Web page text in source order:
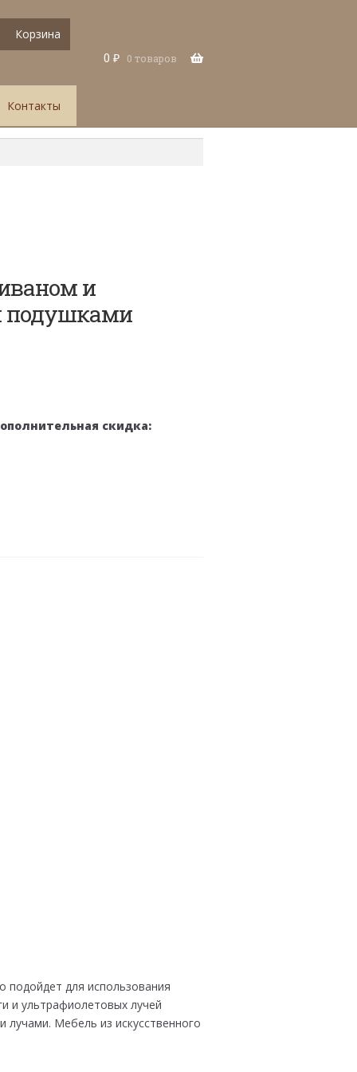
Корзина
0 ₽ 0 товаров
Контакты
и
скидка:
подойдет для использования
и ультрафиолетовых лучей
лучами. Мебель из искусственного